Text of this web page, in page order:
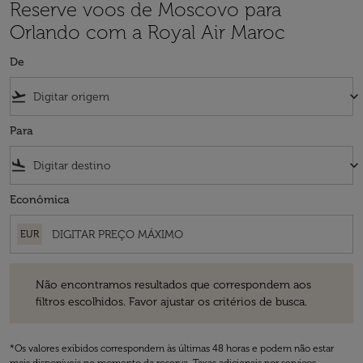
Reserve voos de Moscovo para
Orlando com a Royal Air Maroc
De
flight_takeoff keyboard_arrow_down
Para
flight_land keyboard_arrow_down
Econômica
EUR
Não encontramos resultados que correspondem aos
filtros escolhidos. Favor ajustar os critérios de busca.
*Os valores exibidos correspondem às últimas 48 horas e podem não estar